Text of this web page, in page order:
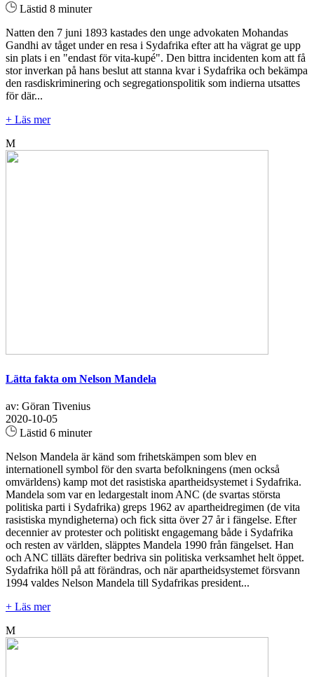
Lästid 8 minuter
Natten den 7 juni 1893 kastades den unge advokaten Mohandas
Gandhi av tåget under en resa i Sydafrika efter att ha vägrat ge upp
sin plats i en "endast för vita-kupé". Den bittra incidenten kom att få
stor inverkan på hans beslut att stanna kvar i Sydafrika och bekämpa
den rasdiskriminering och segregationspolitik som indierna utsattes
för där...
+ Läs mer
M
Lätta fakta om Nelson Mandela
av: Göran Tivenius
2020-10-05
Lästid 6 minuter
Nelson Mandela är känd som frihetskämpen som blev en
internationell symbol för den svarta befolkningens (men också
omvärldens) kamp mot det rasistiska apartheidsystemet i Sydafrika.
Mandela som var en ledargestalt inom ANC (de svartas största
politiska parti i Sydafrika) greps 1962 av apartheidregimen (de vita
rasistiska myndigheterna) och fick sitta över 27 år i fängelse. Efter
decennier av protester och politiskt engagemang både i Sydafrika
och resten av världen, släpptes Mandela 1990 från fängelset. Han
och ANC tilläts därefter bedriva sin politiska verksamhet helt öppet.
Sydafrika höll på att förändras, och när apartheidsystemet försvann
1994 valdes Nelson Mandela till Sydafrikas president...
+ Läs mer
M